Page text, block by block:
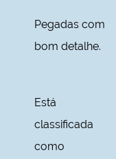
Pegadas com
bom detalhe.
Está
classificada
como